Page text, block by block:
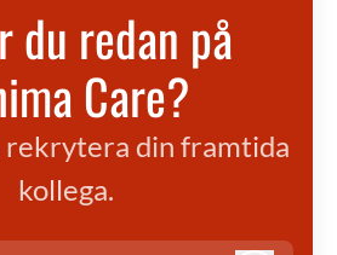
du redan på
Care?
rekrytera din framtida
kollega.